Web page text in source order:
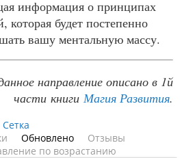
информация о принципах
которая будет постепенно
вашу ментальную массу.
направление описано в 1й
части книги Магия Развития.
Сетка
Обновлено
Отзывы
по возрастанию